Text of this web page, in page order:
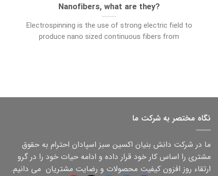
?Nanofibers, what are they
Electrospinning is the use of strong electric field to
produce nano sized continuous fibers from
نگاه مختصر به شرکت ما
ما در شرکت دانش بنیان اکسین سبز اسپادان احترام به حقوق
مشتری را اساس کار خود قرار داده و ادامه حیات خود را در گرو
ارتقاء روز افزون کیفیت محصولات و رضایت مشتریان می دانیم.